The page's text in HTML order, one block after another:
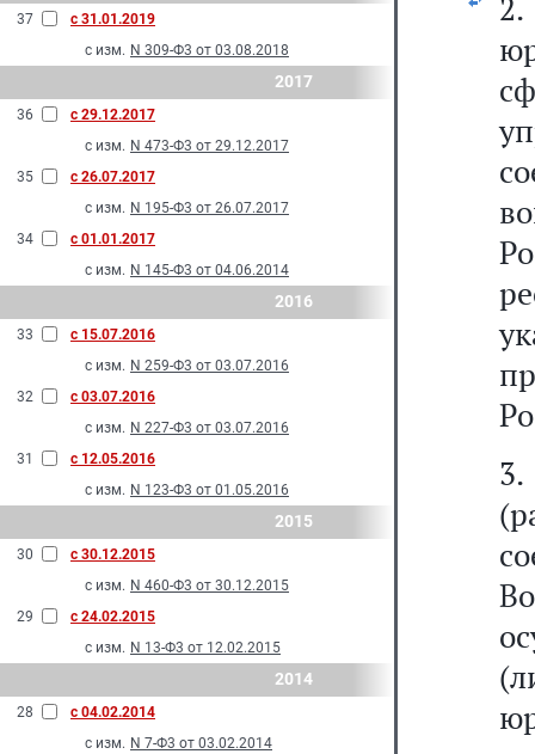
37
с 31.01.2019
с изм. N 309-Ф3 от 03.08.2018
2017
36
с 29.12.2017
с изм. N 473-Ф3 от 29.12.2017
35
с 26.07.2017
с изм. N 195-Ф3 от 26.07.2017
34
с 01.01.2017
с изм. N 145-Ф3 от 04.06.2014
2016
33
с 15.07.2016
с изм. N 259-Ф3 от 03.07.2016
32
с 03.07.2016
с изм. N 227-Ф3 от 03.07.2016
31
с 12.05.2016
с изм. N 123-Ф3 от 01.05.2016
2015
30
с 30.12.2015
с изм. N 460-Ф3 от 30.12.2015
29
с 24.02.2015
с изм. N 13-Ф3 от 12.02.2015
2014
28
с 04.02.2014
с изм. N 7-Ф3 от 03.02.2014